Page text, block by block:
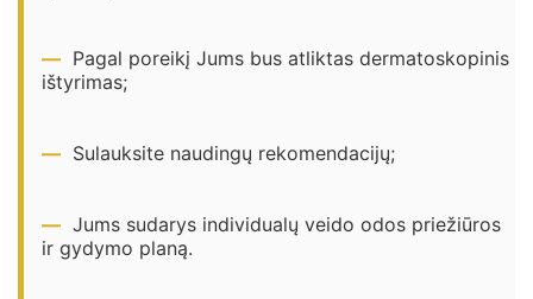
Pagal poreikį Jums bus atliktas dermatoskopinis
ištyrimas;
Sulauksite naudingų rekomendacijų;
Jums sudarys individualų veido odos priežiūros
ir gydymo planą.